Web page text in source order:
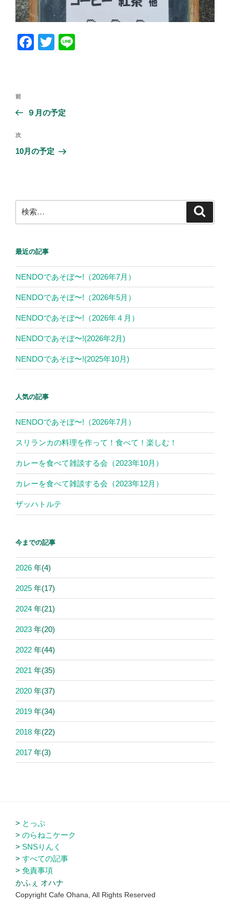
F
b
k
T
投
ビ
ゲ
ン
前
の
稿
前
９月の予定
次
の
次
10月の予定
索:
最近の記事
NENDOであそぼ〜!（2026年7月）
NENDOであそぼ〜!（2026年5月）
NENDOであそぼ〜!（2026年４月）
NENDOであそぼ〜!(2026年2月)
NENDOであそぼ〜!(2025年10月)
人気の記事
NENDOであそぼ〜!（2026年7月）
スリランカの料理を作って！食べて！楽しむ！
カレーを食べて雑談する会（2023年10月）
カレーを食べて雑談する会（2023年12月）
ザッハトルテ
今までの記事
2026 年(4)
2025 年(17)
2024 年(21)
2023 年(20)
2022 年(44)
2021 年(35)
2020 年(37)
2019 年(34)
2018 年(22)
2017 年(3)
とっぷ
のらねこケーク
SNSりんく
すべての記事
免責事項
かふぇ オハナ
Copyright Cafe Ohana, All Rights Reserved